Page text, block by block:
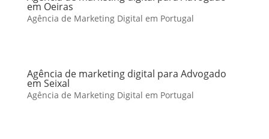
em Oeiras
Agência de Marketing Digital em Portugal
Agência de marketing digital para Advogado
em Seixal
Agência de Marketing Digital em Portugal